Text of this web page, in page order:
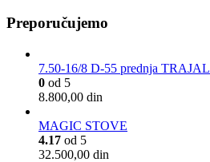
Preporučujemo
7.50-16/8 D-55 prednja TRAJAL
0 od 5
8.800,00 din
MAGIC STOVE
4.17 od 5
32.500,00 din